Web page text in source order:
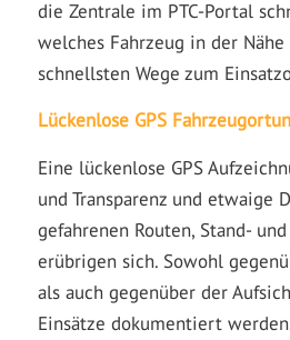
die Zentrale im PTC-Portal
welches Fahrzeug in der
schnellsten Wege zum
Lückenlose GPS
Eine lückenlose GPS
und Transparenz und etwaige
gefahrenen Routen, Stand-
erübrigen sich. Sowohl
als auch gegenüber der
Einsätze dokumentiert